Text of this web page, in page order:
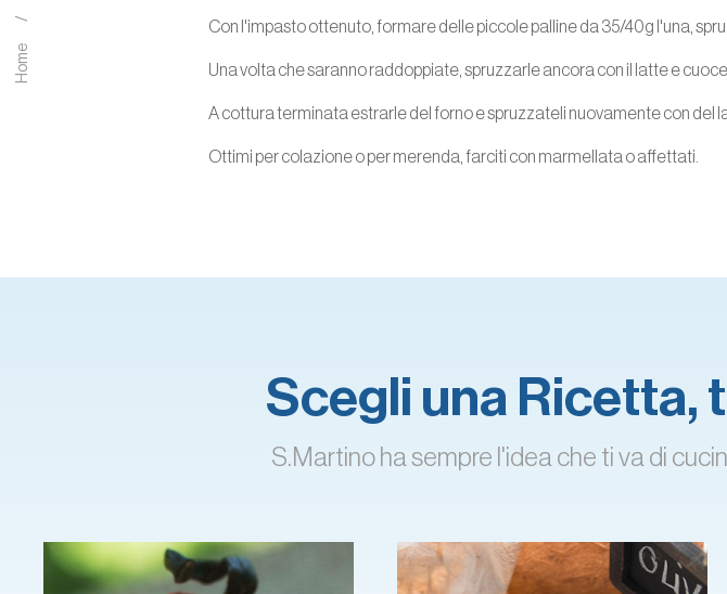
Home
Con l'impasto ottenuto, formare delle piccole palline da 35/40g l'una,
Una volta che saranno raddoppiate, spruzzarle ancora con il latte e
A cottura terminata estrarle del forno e spruzzateli nuovamente con del
Ottimi per colazione o per merenda, farciti con marmellata o affettati.
Scegli una Ricetta,
S.Martino ha sempre l'idea che ti va di